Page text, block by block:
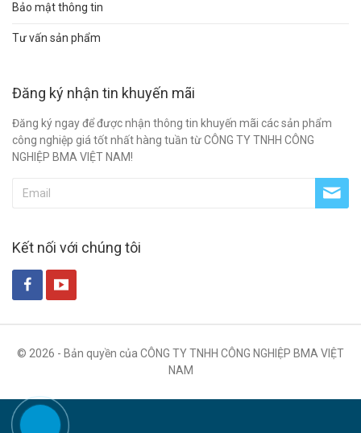
Bảo mật thông tin
Tư vấn sản phẩm
Đăng ký nhận tin khuyến mãi
Đăng ký ngay để được nhận thông tin khuyến mãi các sản phẩm
công nghiệp giá tốt nhất hàng tuần từ CÔNG TY TNHH CÔNG
NGHIỆP BMA VIỆT NAM!
Kết nối với chúng tôi
© 2026 - Bản quyền của CÔNG TY TNHH CÔNG NGHIỆP BMA VIỆT
NAM